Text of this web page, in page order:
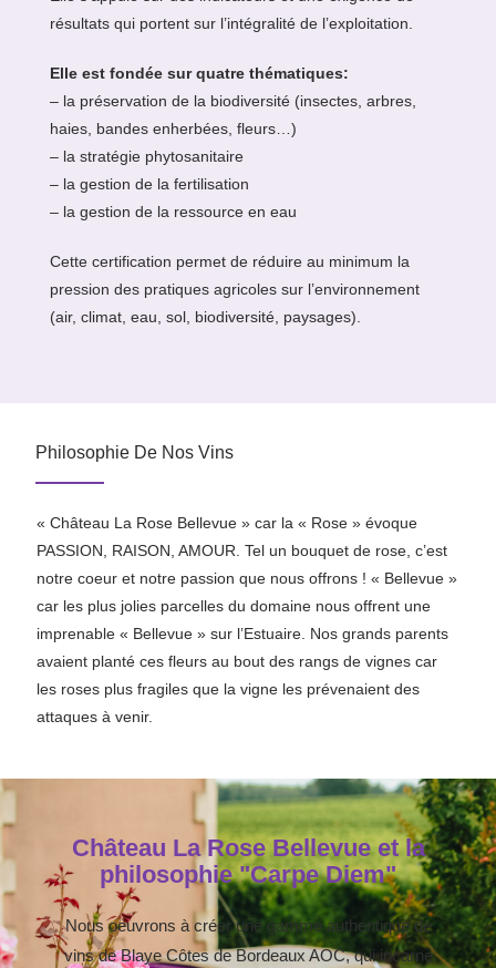
résultats qui portent sur l’intégralité de l’exploitation.
Elle est fondée sur quatre thématiques:
– la préservation de la biodiversité (insectes, arbres,
haies, bandes enherbées, fleurs…)
– la stratégie phytosanitaire
– la gestion de la fertilisation
– la gestion de la ressource en eau
Cette certification permet de réduire au minimum la
pression des pratiques agricoles sur l’environnement
(air, climat, eau, sol, biodiversité, paysages).
Philosophie De Nos Vins
« Château La Rose Bellevue » car la « Rose » évoque
PASSION, RAISON, AMOUR. Tel un bouquet de rose, c’est
notre coeur et notre passion que nous offrons ! « Bellevue »
car les plus jolies parcelles du domaine nous offrent une
imprenable « Bellevue » sur l’Estuaire. Nos grands parents
avaient planté ces fleurs au bout des rangs de vignes car
les roses plus fragiles que la vigne les prévenaient des
attaques à venir.
Château La Rose Bellevue et la
philosophie "Carpe Diem"
Nous oeuvrons à créer une gamme authentique de
vins de Blaye Côtes de Bordeaux AOC, qui incarne